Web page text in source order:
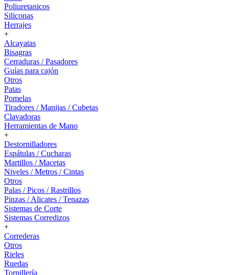
Poliuretanicos
Siliconas
Herrajes
+
Alcayatas
Bisagras
Cerraduras / Pasadores
Guías para cajón
Otros
Patas
Pomelas
Tiradores / Manijas / Cubetas
Clavadoras
Herramientas de Mano
+
Destornilladores
Espátulas / Cucharas
Martillos / Macetas
Niveles / Metros / Cintas
Otros
Palas / Picos / Rastrillos
Pinzas / Alicates / Tenazas
Sistemas de Corte
Sistemas Corredizos
+
Correderas
Otros
Rieles
Ruedas
Tornillería